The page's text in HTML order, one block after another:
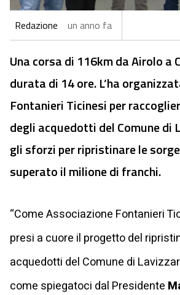
Redazione un anno fa
Una corsa di 116km da Airolo a
durata di 14 ore. L’ha
Fontanieri Ticinesi per
degli acquedotti del Comune di
gli sforzi per ripristinare le
superato il milione di franchi.
“Come Associazione Fontanieri
presi a cuore il progetto del
acquedotti del Comune di
come spiegatoci dal Presidente